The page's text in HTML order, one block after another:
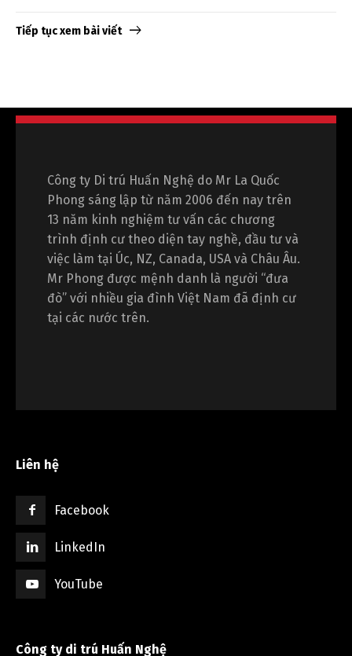
Tiếp tục xem bài viết
Công ty Di trú Huấn Nghệ do Mr La Quốc
Phong sáng lập từ năm 2006 đến nay trên
13 năm kinh nghiệm tư vấn các chương
trình định cư theo diện tay nghề, đầu tư và
việc làm tại Úc, NZ, Canada, USA và Châu Âu.
Mr Phong được mệnh danh là người “đưa
đò” với nhiều gia đình Việt Nam đã định cư
tại các nước trên.
Liên hệ
Facebook
LinkedIn
YouTube
Công ty di trú Huấn Nghệ